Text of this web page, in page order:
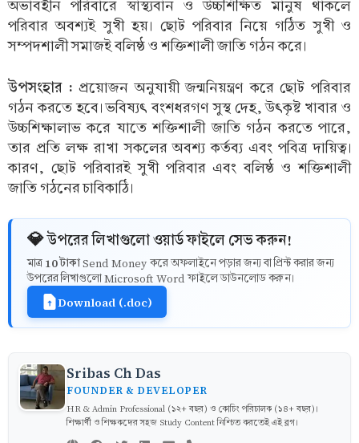
অভাবহীন পরিবারে স্বাস্থ্যবান ও উচ্চশিক্ষিত মানুষ থাকলে
পরিবার অবশ্যই সুখী হয়। ছোট পরিবার নিয়ে গঠিত সুখী ও
সম্পদশালী সমাজই বলিষ্ঠ ও শক্তিশালী জাতি গঠন করে।
উপসংহার : প্রয়োজন অনুযায়ী জন্মনিয়ন্ত্রণ করে ছোট পরিবার
গঠন করতে হবে। ভবিষ্যৎ বংশধরগণ সুস্থ দেহ, উৎকৃষ্ট খাবার ও
উচ্চশিক্ষালাভ করে যাতে শক্তিশালী জাতি গঠন করতে পারে,
তার প্রতি লক্ষ রাখা সকলের অবশ্য কর্তব্য এবং পবিত্র দায়িত্ব।
কারণ, ছোট পরিবারই সুখী পরিবার এবং বলিষ্ঠ ও শক্তিশালী
জাতি গঠনের চাবিকাঠি।
💎 উপরের লিখাগুলো ওয়ার্ড ফাইলে সেভ করুন!
মাত্র 10 টাকাSend Money করে অফলাইনে পড়ার জন্য বা প্রিন্ট করার জন্য
উপরের লিখাগুলো Microsoft Word ফাইলে ডাউনলোড করুন।
Download (.doc)
Sribas Ch Das
FOUNDER & DEVELOPER
HR & Admin Professional (১২+ বছর) ও কোচিং পরিচালক (১৪+ বছর)।
শিক্ষার্থী ও শিক্ষকদের সহজ Study Content নিশ্চিত করতেই এই ব্লগ।